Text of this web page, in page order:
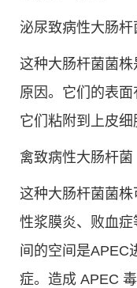
泌尿致病性大肠杆
这种大肠杆菌菌
原因。它们的表
它们粘附到上皮细
禽致病性大肠杆菌
这种大肠杆菌菌
性浆膜炎、败血
间的空间是APEC
症。造成 APEC